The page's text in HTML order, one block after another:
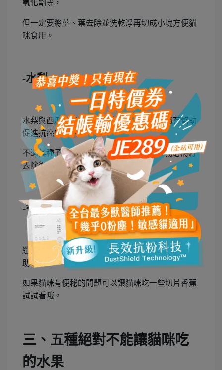
氧化劑等，
但一定要將莖、葉去除並洗乾淨再切成小塊方便貓
咪食用。
-水梨
水梨與西瓜相同，都含有大量的水分，且還有幫助
促進抗癌的特性，
不過其種子與蘋果一樣含有微量氰化物，務必將籽
去除後再給貓咪食用哦。
-香蕉
纖維質含量極高，對於腸胃蠕動及排便有很大的幫
助，
如果貓咪有便秘的問題可以讓貓咪吃一些切片香蕉
試試看哦。
三、五種絕對不能讓貓咪吃
的水果